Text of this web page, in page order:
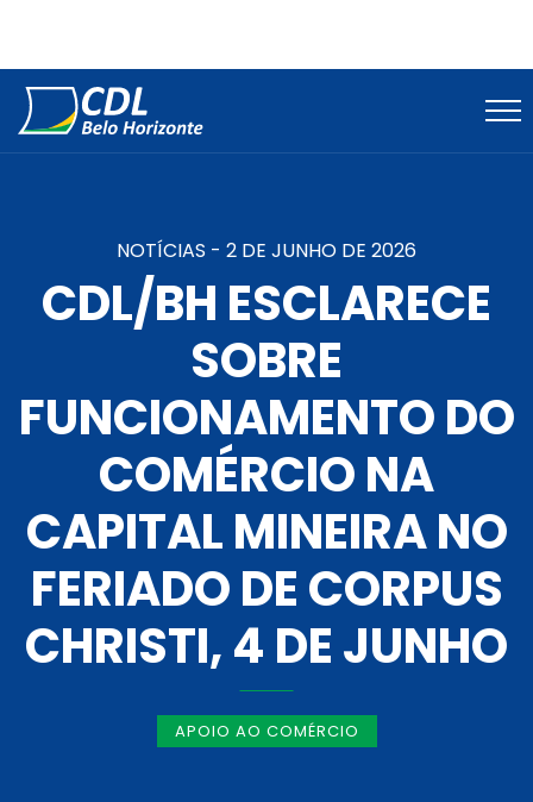
NOTÍCIAS - 2 DE JUNHO DE 2026
CDL/BH ESCLARECE
SOBRE
FUNCIONAMENTO DO
COMÉRCIO NA
CAPITAL MINEIRA NO
FERIADO DE CORPUS
CHRISTI, 4 DE JUNHO
APOIO AO COMÉRCIO